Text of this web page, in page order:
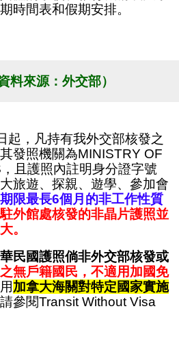
時間表和假期安排。
資料來源：外交部）
起，凡持有我外交部核發之
發照機關為MINISTRY OF
且護照內註明身分證字號
旅遊、探親、遊學、參加會
限最長6個月的非工作性質
外館處核發的非晶片護照並
。
民國護照倘非外交部核發或
無戶籍國民 ，不適用加國免
加拿大海關對特定國家實施
請參閱Transit Without Visa